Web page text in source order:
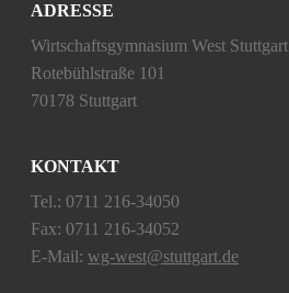
ADRESSE
Wirtschaftsgymnasium West Stuttgart
Rotebühlstraße 101
70178 Stuttgart
KONTAKT
Tel.: 0711 216-34050
Fax: 0711 216-34052
E-Mail: wg-west@stuttgart.de